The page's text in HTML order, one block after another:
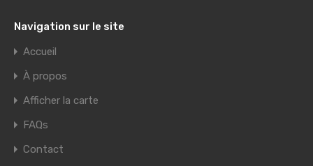
Navigation sur le site
Accueil
À propos
Afficher la carte
FAQs
Contact